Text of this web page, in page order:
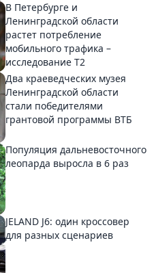
В Петербурге и
Ленинградской области
растет потребление
мобильного трафика –
исследование T2
Два краеведческих музея
Ленинградской области
стали победителями
грантовой программы ВТБ
Популяция дальневосточного
леопарда выросла в 6 раз
JELAND J6: один кроссовер
для разных сценариев